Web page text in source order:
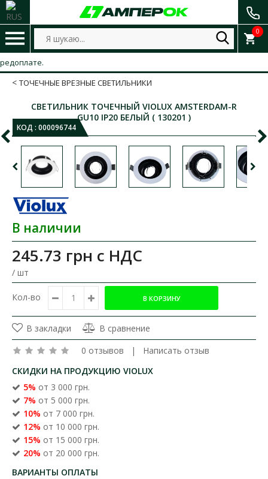
0
ТОЧЕЧНЫЕ ВРЕЗНЫЕ СВЕТИЛЬНИКИ
СВЕТИЛЬНИК ТОЧЕЧНЫЙ VIOLUX AMSTERDAM-R​
GU10 IP20 БЕЛЫЙ ( 130201 )
КОД : 000096744
В наличии
245.73 грн с НДС
/ шт
Кол-во
В закладки
В сравнение
0 отзывов | Написать отзыв
СКИДКИ НА ПРОДУКЦИЮ VIOLUX
5% от 3 000 грн.
7% от 5 000 грн.
10% от 7 000 грн.
12% от 10 000 грн.
15% от 15 000 грн.
20% от 20 000 грн.
ВАРИАНТЫ ОПЛАТЫ